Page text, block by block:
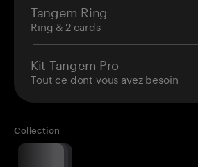
Tangem Ring
Ring & 2 cards
Kit Tangem Pro
Tout ce dont vous avez besoin
Collection